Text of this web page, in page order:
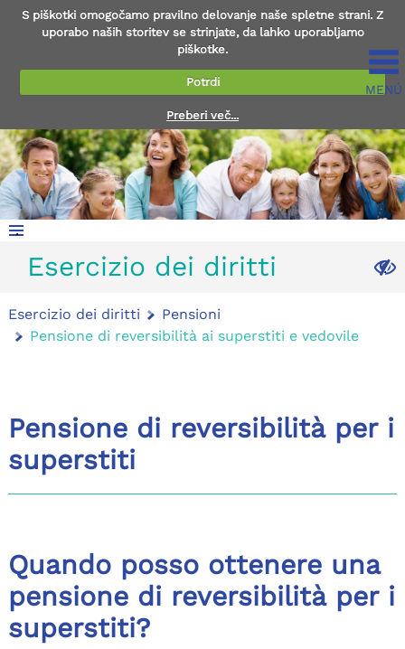
S piškotki omogočamo pravilno delovanje naše spletne strani. Z
uporabo naših storitev se strinjate, da lahko uporabljamo
piškotke.
Potrdi
Preberi več...
MENÚ
.
.
Esercizio dei diritti
Esercizio dei diritti
Pensioni
Pensione di reversibilità ai superstiti e vedovile
Pensione di reversibilità per i
superstiti
Quando posso ottenere una
pensione di reversibilità per i
superstiti?